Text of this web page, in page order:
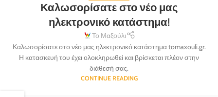
Καλωσορίσατε στο νέο μας
ηλεκτρονικό κατάστημα!
Το Μαξούλι
Καλωσορίσατε στο νέο μας ηλεκτρονικό κατάστημα tomaxouli.gr.
Η κατασκευή του έχει ολοκληρωθεί και βρίσκεται πλέον στην
διάθεσή σας.
CONTINUE READING